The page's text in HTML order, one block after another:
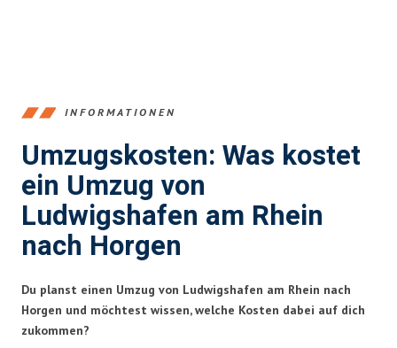
INFORMATIONEN
Umzugskosten: Was kostet
ein Umzug von
Ludwigshafen am Rhein
nach Horgen
Du planst einen Umzug von Ludwigshafen am Rhein nach
Horgen und möchtest wissen, welche Kosten dabei auf dich
zukommen?